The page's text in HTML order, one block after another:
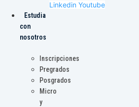
Linkedin Youtube
Estudia
con
nosotros
Inscripciones
Pregrados
Posgrados
Micro
y